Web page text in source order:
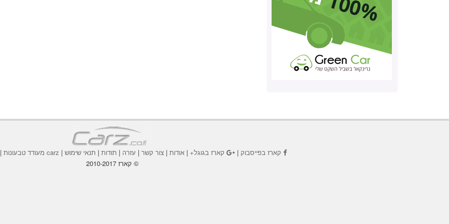
קארז בפייסבוק | קארז בגוגל+ | אודות | צור קשר | עזרה | תודות | תנאי שימוש | carz מעודד טבעונות |
© קארז 2010-2017